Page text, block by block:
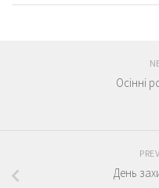
Осінні
День